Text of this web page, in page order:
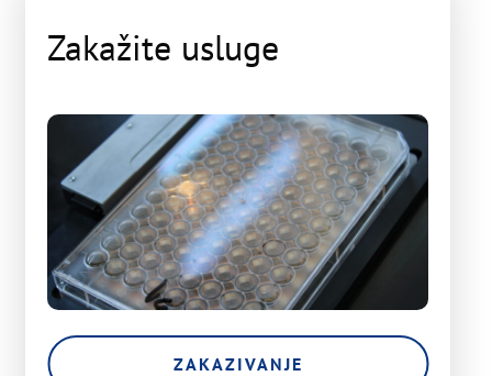
Zakažite usluge
ZAKAZIVANJE